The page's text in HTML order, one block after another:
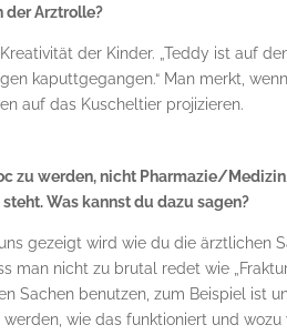
der Arztrolle?
der Kinder. „Teddy ist auf
kaputtgegangen.“ Man merkt,
auf das Kuscheltier projizieren.
zu werden, nicht Pharmazie/
Was kannst du dazu sagen?
gezeigt wird wie du die ärztlichen
man nicht zu brutal redet wie
Sachen benutzen, zum Beispiel ist
wie das funktioniert und wozu